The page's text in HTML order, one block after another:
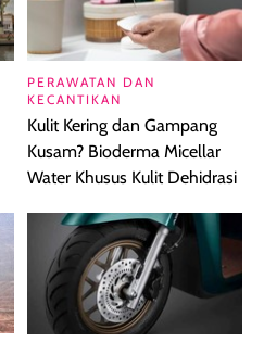
PERAWATAN DAN
KECANTIKAN
Kulit Kering dan Gampang
Kusam? Bioderma Micellar
Water Khusus Kulit Dehidrasi